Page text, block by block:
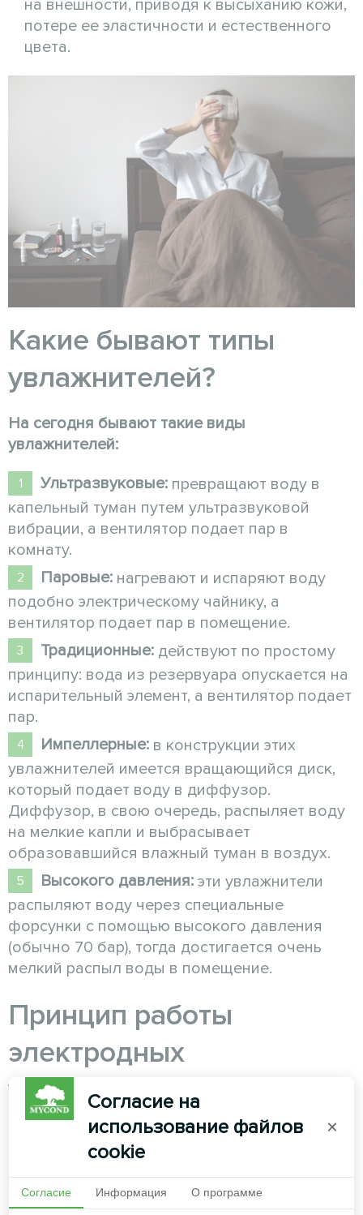
на внешности, приводя к высыханию кожи,
потере ее эластичности и естественного
цвета.
Какие бывают типы
увлажнителей?
На сегодня бывают такие виды
увлажнителей:
Ультразвуковые: превращают воду в
капельный туман путем ультразвуковой
вибрации, а вентилятор подает пар в
комнату.
Паровые: нагревают и испаряют воду
подобно электрическому чайнику, а
вентилятор подает пар в помещение.
Традиционные: действуют по простому
принципу: вода из резервуара опускается на
испарительный элемент, а вентилятор подает
пар.
Импеллерные: в конструкции этих
увлажнителей имеется вращающийся диск,
который подает воду в диффузор.
Диффузор, в свою очередь, распыляет воду
на мелкие капли и выбрасывает
образовавшийся влажный туман в воздух.
Высокого давления: эти увлажнители
распыляют воду через специальные
форсунки с помощью высокого давления
(обычно 70 бар), тогда достигается очень
мелкий распыл воды в помещение.
Принцип работы
электродных
увлажнителей
Принцип их работы прост:бак заполняется
водой и на погруженные в воду электроды
Ток проходит сквозь воду и нагревает ее до
Согласие на
использование файлов
cookie
×
Согласие Информация О программе